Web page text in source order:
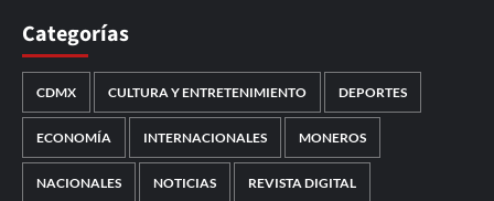
Categorías
CDMX CULTURA Y ENTRETENIMIENTO DEPORTES
ECONOMÍA INTERNACIONALES MONEROS
NACIONALES NOTICIAS REVISTA DIGITAL